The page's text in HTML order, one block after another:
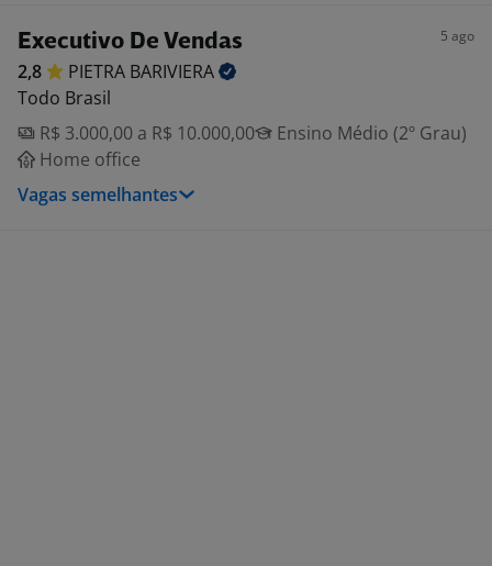
Executivo De Vendas 5 ago
2,8 PIETRA BARIVIERA
Todo Brasil
R$ 3.000,00 a R$ 10.000,00
Ensino Médio (2º Grau)
Home office
Vagas semelhantes